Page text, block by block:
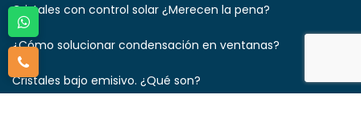
Cristales con control solar ¿Merecen la pena?
¿Cómo solucionar condensación en ventanas?
Cristales bajo emisivo. ¿Qué son?